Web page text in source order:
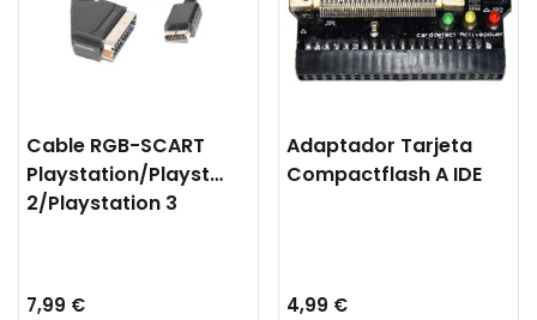
Cable RGB-SCART
Playstation/Playstation
2/Playstation 3
7,99 €
Adaptador Tarjeta
Compactflash A IDE
4,99 €